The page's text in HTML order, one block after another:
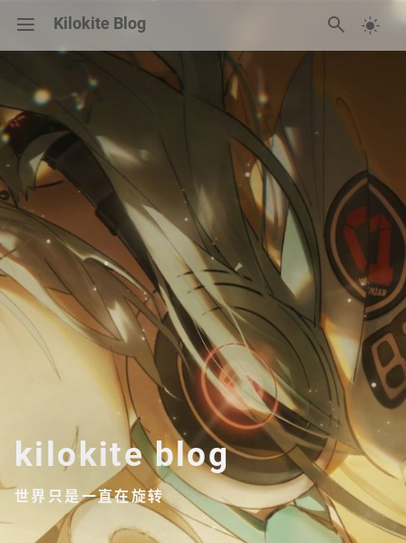
Kilokite Blog
碎碎念
归档
友链
kilokite blog
世界只是一直在旋转